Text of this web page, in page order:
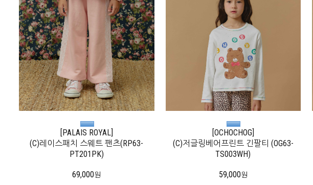
[PALAIS ROYAL]
(C)레이스패치 스웨트 팬츠(RP63-
PT201PK)
69,000원
[OCHOCHOG]
(C)저글링베어프린트 긴팔티 (OG63-
TS003WH)
59,000원